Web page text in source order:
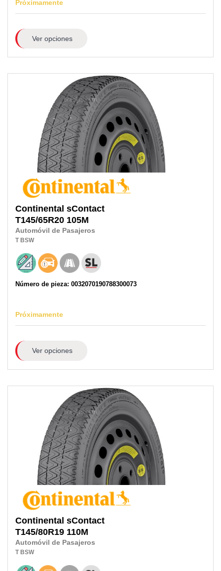
Próximamente
Ver opciones
Continental sContact
T145/65R20 105M
Automóvil de Pasajeros
T BSW
Número de pieza: 0032070190788300073
Próximamente
Ver opciones
Continental sContact
T145/80R19 110M
Automóvil de Pasajeros
T BSW